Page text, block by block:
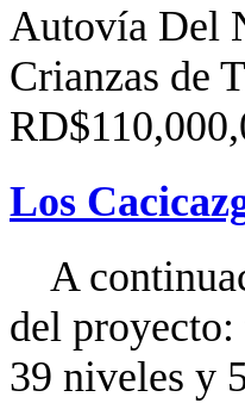
Autovía Del
Crianzas de
Los
A
del proyecto:
39 niveles y